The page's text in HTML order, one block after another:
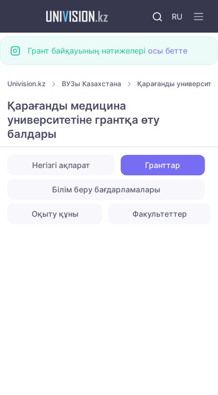
RU
Грант байқауының нәтижелері осы бетте
Univision.kz ВУЗы Казахстана Қарағанды
Қарағанды медицина
университетіне грантқа өту
балдары
Негізгі ақпарат Гранттар
Білім беру бағдарламалары
Оқыту құны Факультеттер